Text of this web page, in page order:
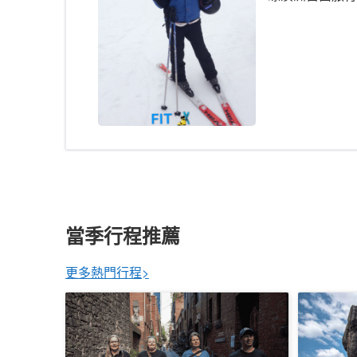
當季行程推薦
更多熱門行程>
墨爾本 | 歷史 × 甜甜圈 × 咖啡步行導覽之
旅 (英文)
176 已預訂
Chillagoe
恩斯出發)
198 已預